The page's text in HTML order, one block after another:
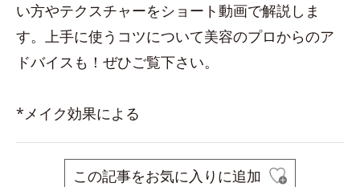
い方やテクスチャーをショート動画で解説しま
す。上手に使うコツについて美容のプロからのア
ドバイスも！ぜひご覧下さい。
*メイク効果による
この記事をお気に入りに追加